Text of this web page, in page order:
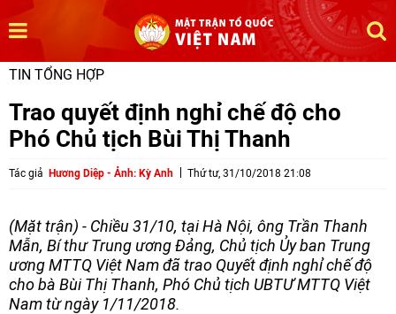
TIN TỔNG HỢP
Trao quyết định nghỉ chế độ cho
Phó Chủ tịch Bùi Thị Thanh
Tác giả Hương Diệp - Ảnh: Kỳ Anh Thứ tư, 31/10/2018 21:08
(Mặt trận) - Chiều 31/10, tại Hà Nội, ông Trần Thanh
Mẫn, Bí thư Trung ương Đảng, Chủ tịch Ủy ban Trung
ương MTTQ Việt Nam đã trao Quyết định nghỉ chế độ
cho bà Bùi Thị Thanh, Phó Chủ tịch UBTƯ MTTQ Việt
Nam từ ngày 1/11/2018.